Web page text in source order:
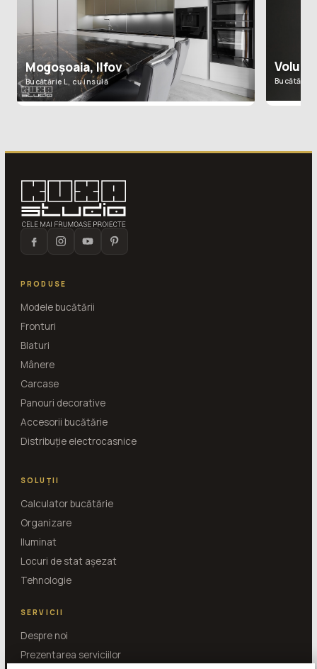
Mogoșoaia, Ilfov
Bucătărie L, cu insulă Bucătărie
PRODUSE
Modele bucătării
Fronturi
Blaturi
Mânere
Carcase
Panouri decorative
Accesorii bucătărie
Distribuție electrocasnice
SOLUȚII
Calculator bucătărie
Organizare
Iluminat
Locuri de stat așezat
Tehnologie
SERVICII
Despre noi
Prezentarea serviciilor